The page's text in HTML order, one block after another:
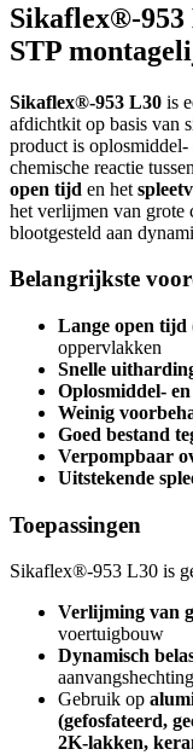
Sikaflex®-953
STP
Sikaflex®-953 L30 is
afdichtkit op basis van
product is
chemische reactie
open tijd en het
het verlijmen van grote
blootgesteld aan
Belangrijkste
Lange open tijd
oppervlakken
Snelle
Oplosmiddel-
Weinig
Goed bestand
Verpompbaar
Uitstekende
Toepassingen
Sikaflex®-953 L30 is
Verlijming van
voertuigbouw
Dynamisch
Gebruik op
(gefosfateerd,
2K-lakken,